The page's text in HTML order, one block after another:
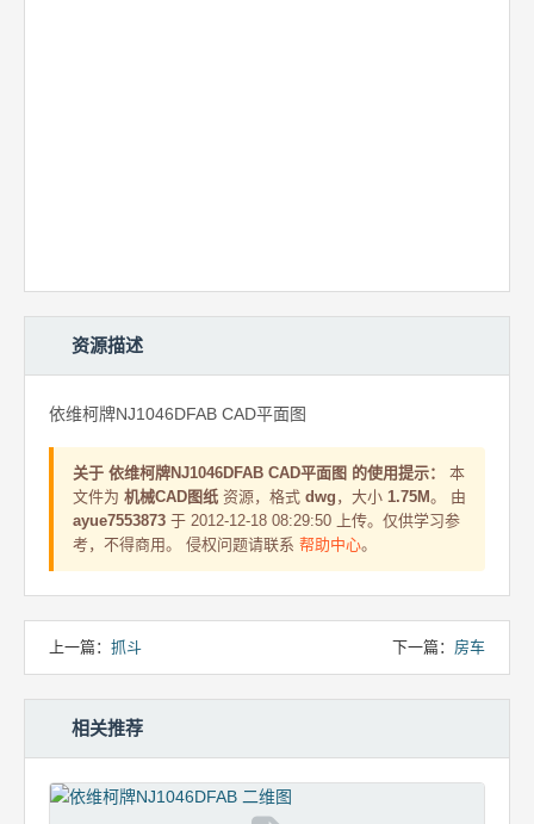
资源描述
依维柯牌NJ1046DFAB CAD平面图
关于 依维柯牌NJ1046DFAB CAD平面图 的使用提示：
本
文件为 机械CAD图纸 资源，格式 dwg ，大小 1.75M。 由
ayue7553873 于 2012-12-18 08:29:50 上传。仅供学习参
考，不得商用。 侵权问题请联系 帮助中心。
上一篇： 抓斗 下一篇： 房车
相关推荐